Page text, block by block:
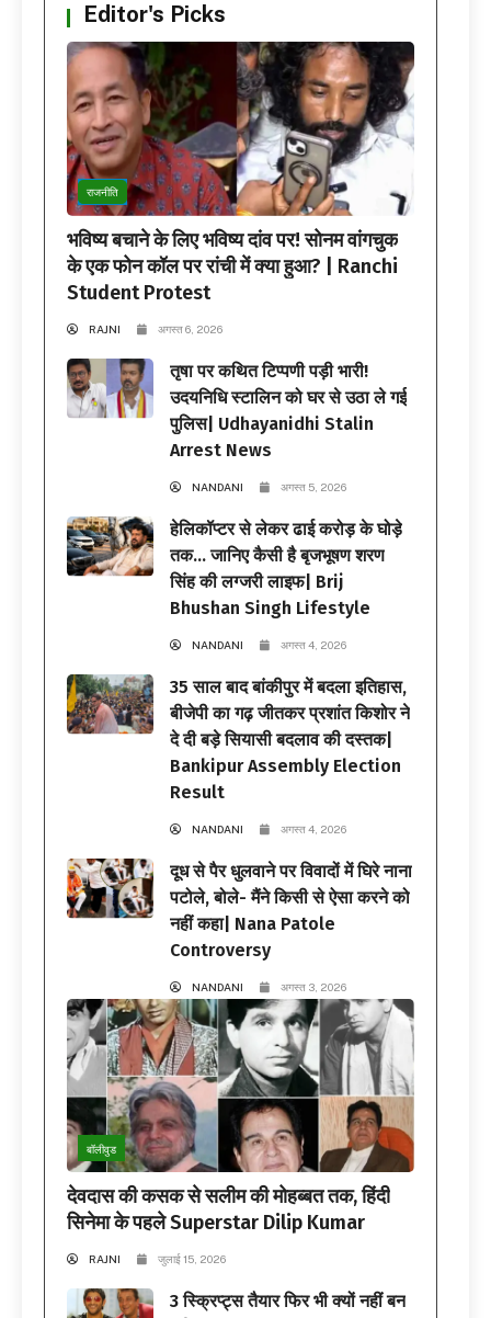
Editor's Picks
राजनीति
भविष्य बचाने के लिए भविष्य दांव पर! सोनम वांगचुक
के एक फोन कॉल पर रांची में क्या हुआ? | Ranchi
Student Protest
RAJNI अगस्त 6, 2026
तृषा पर कथित टिप्पणी पड़ी भारी!
उदयनिधि स्टालिन को घर से उठा ले गई
पुलिस| Udhayanidhi Stalin
Arrest News
NANDANI अगस्त 5, 2026
हेलिकॉप्टर से लेकर ढाई करोड़ के घोड़े
तक… जानिए कैसी है बृजभूषण शरण
सिंह की लग्जरी लाइफ| Brij
Bhushan Singh Lifestyle
NANDANI अगस्त 4, 2026
35 साल बाद बांकीपुर में बदला इतिहास,
बीजेपी का गढ़ जीतकर प्रशांत किशोर ने
दे दी बड़े सियासी बदलाव की दस्तक|
Bankipur Assembly Election
Result
NANDANI अगस्त 4, 2026
दूध से पैर धुलवाने पर विवादों में घिरे नाना
पटोले, बोले- मैंने किसी से ऐसा करने को
नहीं कहा| Nana Patole
Controversy
NANDANI अगस्त 3, 2026
बॉलीवुड
देवदास की कसक से सलीम की मोहब्बत तक, हिंदी
सिनेमा के पहले Superstar Dilip Kumar
RAJNI जुलाई 15, 2026
3 स्क्रिप्ट्स तैयार फिर भी क्यों नहीं बन